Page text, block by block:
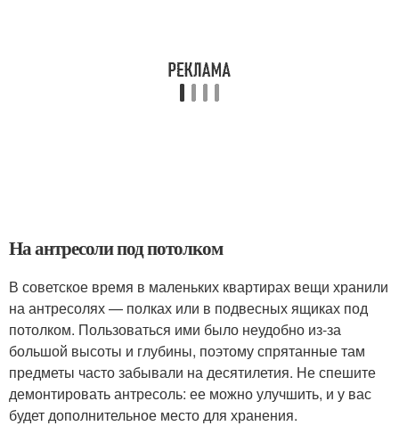
На антресоли под потолком
В советское время в маленьких квартирах вещи хранили
на антресолях — полках или в подвесных ящиках под
потолком. Пользоваться ими было неудобно из-за
большой высоты и глубины, поэтому спрятанные там
предметы часто забывали на десятилетия. Не спешите
демонтировать антресоль: ее можно улучшить, и у вас
будет дополнительное место для хранения.